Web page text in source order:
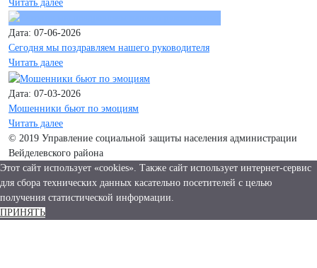
Читать далее
Дата: 07-06-2026
Сегодня мы поздравляем нашего руководителя
Читать далее
Дата: 07-03-2026
Мошенники бьют по эмоциям
Читать далее
© 2019 Управление социальной защиты населения администрации
Вейделевского района
Этот сайт использует «cookies». Также сайт использует интернет-сервис
для сбора технических данных касательно посетителей с целью
получения статистической информации.
ПРИНЯТЬ